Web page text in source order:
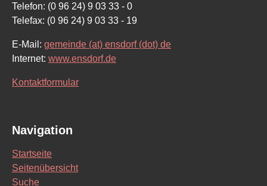
Telefon: (0 96 24) 9 03 33 - 0
Telefax: (0 96 24) 9 03 33 - 19
E-Mail: gemeinde (at) ensdorf (dot) de
Internet: www.ensdorf.de
Kontaktformular
Navigation
Startseite
Seitenübersicht
Suche